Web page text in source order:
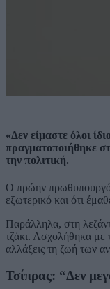
«Δεν είμαστε όλοι
πραγματοποιήθηκε
την πολιτική.
Ο πρώην
εξωτερικό και ότι
Παράλληλα, στη
τζάκι. Ασχολήθηκα με
αλλάξεις τη ζωή των
Τσίπρας: “Δεν